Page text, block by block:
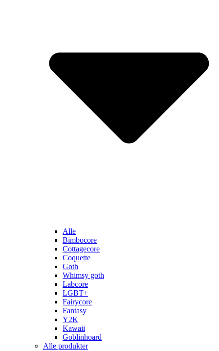
Alle
Bimbocore
Cottagecore
Coquette
Goth
Whimsy goth
Labcore
LGBT+
Fairycore
Fantasy
Y2K
Kawaii
Goblinhoard
Alle produkter